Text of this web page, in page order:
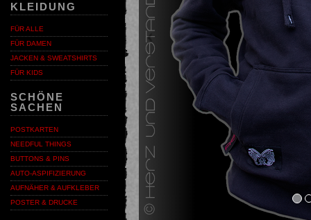
KLEIDUNG
FÜR ALLE
FÜR DAMEN
JACKEN & SWEATSHIRTS
FÜR KIDS
SCHÖNE
SACHEN
POSTKARTEN
NEEDFUL THINGS
BUTTONS & PINS
AUTO-ASPIFIZIERUNG
AUFNÄHER & AUFKLEBER
POSTER & DRUCKE